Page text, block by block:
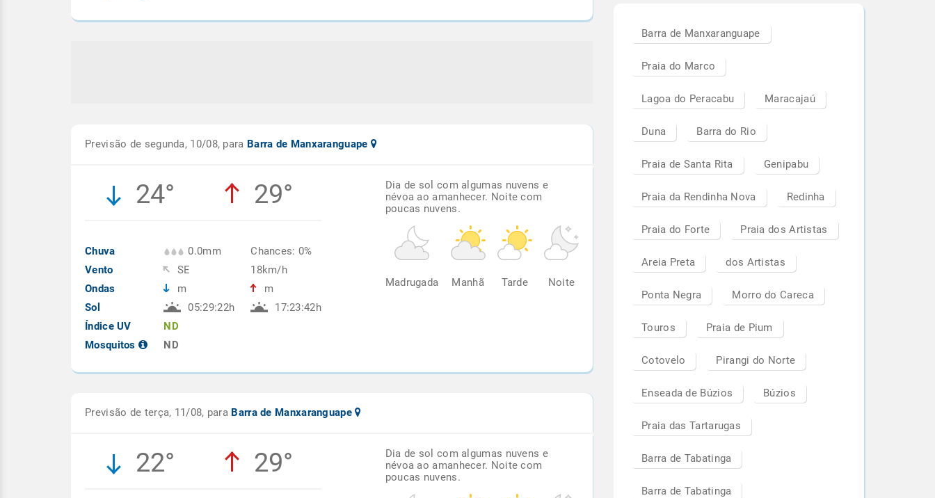
Previsão de segunda, 10/08, para Barra de Manxaranguape
24° 29°
Chuva
Vento
Ondas
Sol
Índice UV
Mosquitos
0.0mm
SE
m
05:29:22h
ND
ND
Chances: 0%
18km/h
m
17:23:42h
Dia de sol com algumas nuvens e
névoa ao amanhecer. Noite com
poucas nuvens.
Madrugada Manhã Tarde Noite
Previsão de terça, 11/08, para Barra de Manxaranguape
22° 29°
Dia de sol com algumas nuvens e
névoa ao amanhecer. Noite com
poucas nuvens.
Barra de Manxaranguape
Praia do Marco
Lagoa do Peracabu Maracajaú
Duna Barra do Rio
Praia de Santa Rita Genipabu
Praia da Rendinha Nova Redinha
Praia do Forte Praia dos Artistas
Areia Preta dos Artistas
Ponta Negra Morro do Careca
Touros Praia de Pium
Cotovelo Pirangi do Norte
Enseada de Búzios Búzios
Praia das Tartarugas
Barra de Tabatinga
Barra de Tabatinga